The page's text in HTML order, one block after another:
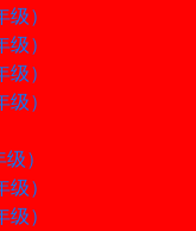
）
）
）
）
）
）
）